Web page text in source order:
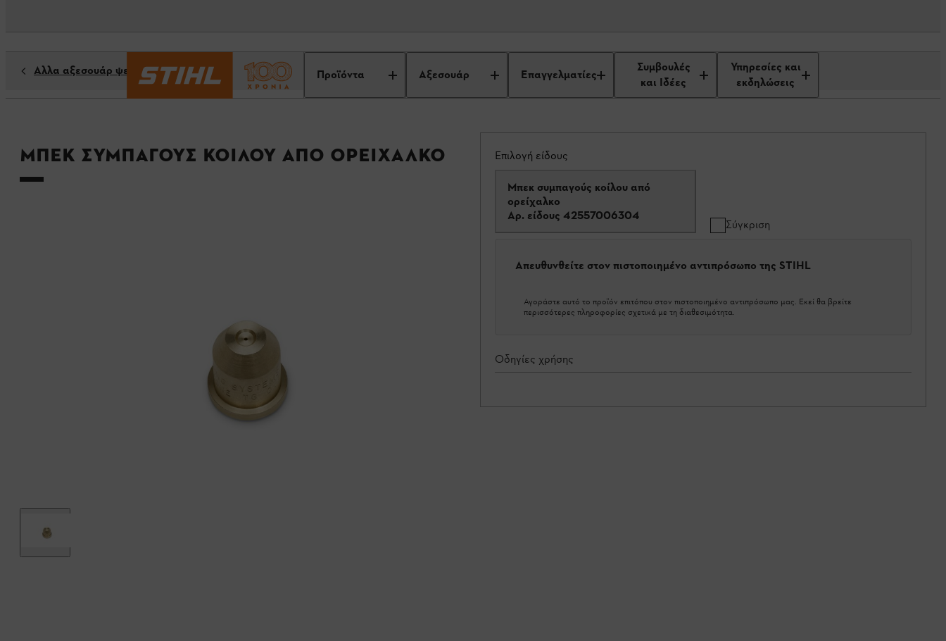
Προϊόντα Αξεσουάρ Επαγγελματίες
Συμβουλές
και Ιδέες
Υπηρεσίες και
εκδηλώσεις
Αλλα αξεσουάρ ψεκαστήρων
Μπέκ συμπαγούς κοίλου από ορείχαλκο Επιλογή είδους
Μπεκ συμπαγούς κοίλου από
ορείχαλκο
Αρ. είδους 42557006304
Σύγκριση
Απευθυνθείτε στον πιστοποιημένο αντιπρόσωπο της STIHL
Αγοράστε αυτό το προϊόν επιτόπου στον πιστοποιημένο αντιπρόσωπο μας. Εκεί θα βρείτε
περισσότερες πληροφορίες σχετικά με τη διαθεσιμότητα.
Οδηγίες χρήσης